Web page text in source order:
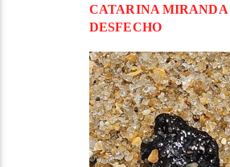
CATARINA
DESFECHO